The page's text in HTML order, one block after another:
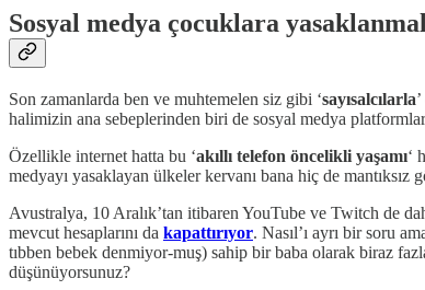
Sosyal medya çocuklara
Son zamanlarda ben ve muhtemelen siz gibi ‘sayısalcılarla
halimizin ana sebeplerinden biri de sosyal medya
Özellikle internet hatta bu ‘akıllı telefon öncelikli yaşamı‘
medyayı yasaklayan ülkeler kervanı bana hiç de mantıksız
Avustralya, 10 Aralık’tan itibaren YouTube ve Twitch de
mevcut hesaplarını da kapattırıyor. Nasıl’ı ayrı bir soru
tıbben bebek denmiyor-muş) sahip bir baba olarak biraz
düşünüyorsunuz?